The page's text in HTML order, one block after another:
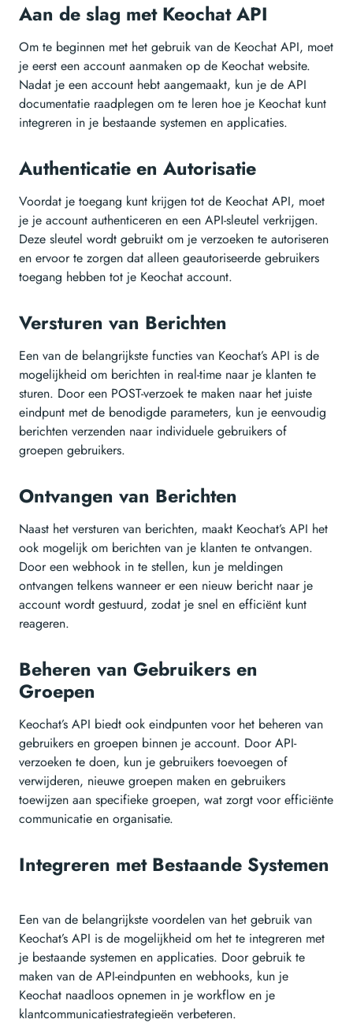
Aan de slag met Keochat API
Om te beginnen met het gebruik van de Keochat API, moet
je eerst een account aanmaken op de Keochat website.
Nadat je een account hebt aangemaakt, kun je de API
documentatie raadplegen om te leren hoe je Keochat kunt
integreren in je bestaande systemen en applicaties.
Authenticatie en Autorisatie
Voordat je toegang kunt krijgen tot de Keochat API, moet
je je account authenticeren en een API-sleutel verkrijgen.
Deze sleutel wordt gebruikt om je verzoeken te autoriseren
en ervoor te zorgen dat alleen geautoriseerde gebruikers
toegang hebben tot je Keochat account.
Versturen van Berichten
Een van de belangrijkste functies van Keochat’s API is de
mogelijkheid om berichten in real-time naar je klanten te
sturen. Door een POST-verzoek te maken naar het juiste
eindpunt met de benodigde parameters, kun je eenvoudig
berichten verzenden naar individuele gebruikers of
groepen gebruikers.
Ontvangen van Berichten
Naast het versturen van berichten, maakt Keochat’s API het
ook mogelijk om berichten van je klanten te ontvangen.
Door een webhook in te stellen, kun je meldingen
ontvangen telkens wanneer er een nieuw bericht naar je
account wordt gestuurd, zodat je snel en efficiënt kunt
reageren.
Beheren van Gebruikers en
Groepen
Keochat’s API biedt ook eindpunten voor het beheren van
gebruikers en groepen binnen je account. Door API-
verzoeken te doen, kun je gebruikers toevoegen of
verwijderen, nieuwe groepen maken en gebruikers
toewijzen aan specifieke groepen, wat zorgt voor efficiënte
communicatie en organisatie.
Integreren met Bestaande Systemen
Een van de belangrijkste voordelen van het gebruik van
Keochat’s API is de mogelijkheid om het te integreren met
je bestaande systemen en applicaties. Door gebruik te
maken van de API-eindpunten en webhooks, kun je
Keochat naadloos opnemen in je workflow en je
klantcommunicatiestrategieën verbeteren.